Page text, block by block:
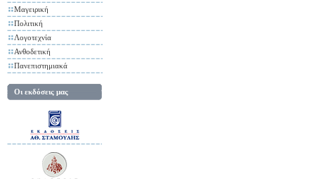
Μαγειρική
Πολιτική
Λογοτεχνία
Ανθοδετική
Πανεπιστημιακά
Οι εκδόσεις μας